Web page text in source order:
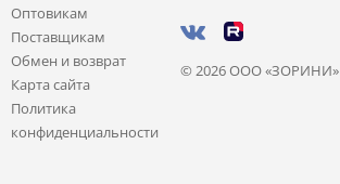
Оптовикам
Поставщикам
Обмен и возврат
Карта сайта
Политика
конфиденциальности
© 2026 ООО «ЗОРИНИ»